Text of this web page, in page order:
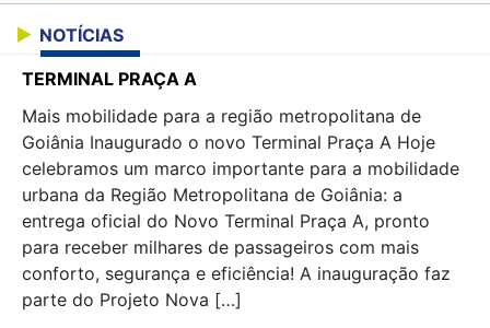
NOTÍCIAS
TERMINAL PRAÇA A
Mais mobilidade para a região metropolitana de
Goiânia Inaugurado o novo Terminal Praça A Hoje
celebramos um marco importante para a mobilidade
urbana da Região Metropolitana de Goiânia: a
entrega oficial do Novo Terminal Praça A, pronto
para receber milhares de passageiros com mais
conforto, segurança e eficiência! A inauguração faz
parte do Projeto Nova […]